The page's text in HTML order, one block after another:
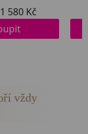
vždy